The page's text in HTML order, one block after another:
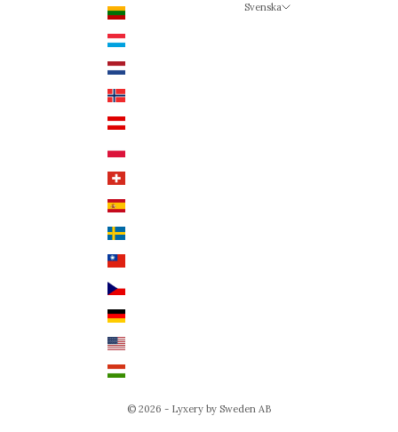
Svenska
© 2026 - Lyxery by Sweden AB